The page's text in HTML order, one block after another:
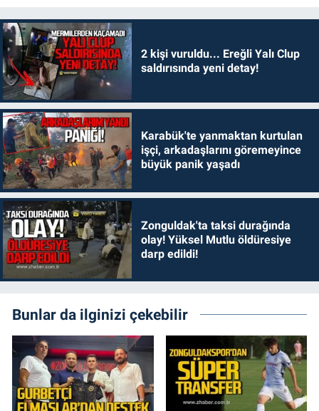
2 kişi vuruldu... Ereğli Yalı Clup
saldırısında yeni detay!
Karabük'te yanmaktan kurtulan
işçi, arkadaşlarını göremeyince
büyük panik yaşadı
Zonguldak'ta taksi durağında
olay! Yüksel Mutlu öldüresiye
darp edildi!
Bunlar da ilginizi çekebilir